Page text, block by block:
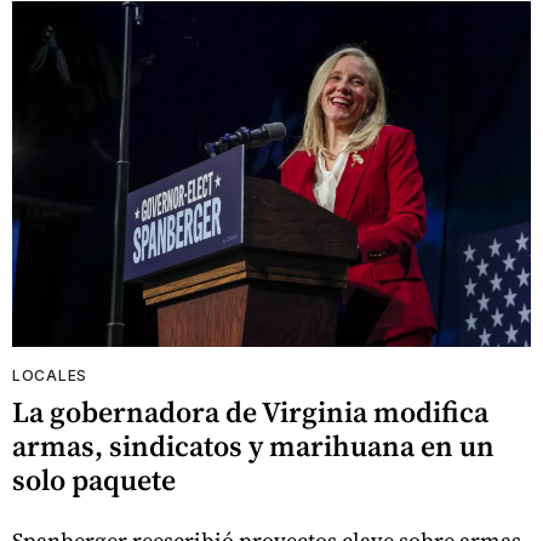
LOCALES
La gobernadora de Virginia modifica
armas, sindicatos y marihuana en un
solo paquete